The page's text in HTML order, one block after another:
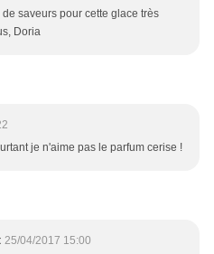
saveurs pour cette glace très
Doria
je n'aime pas le parfum cerise !
25/04/2017 15:00